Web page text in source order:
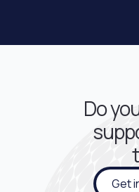
Do
Get